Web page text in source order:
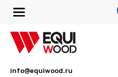
info@equiwood.ru